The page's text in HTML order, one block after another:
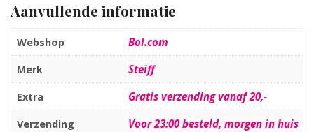
Aanvullende informatie
Webshop Bol.com
Merk Steiff
Extra Gratis verzending vanaf 20,-
Verzending Voor 23:00 besteld, morgen in huis